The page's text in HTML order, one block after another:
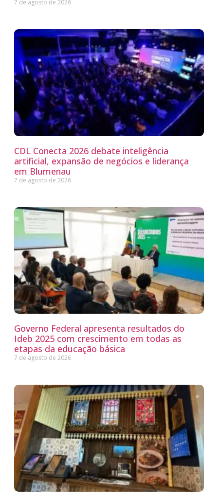
7 de agosto de 2026
CDL Conecta 2026 debate inteligência
artificial, expansão de negócios e liderança
em Blumenau
7 de agosto de 2026
Governo Federal apresenta resultados do
Ideb 2025 com crescimento em todas as
etapas da educação básica
7 de agosto de 2026